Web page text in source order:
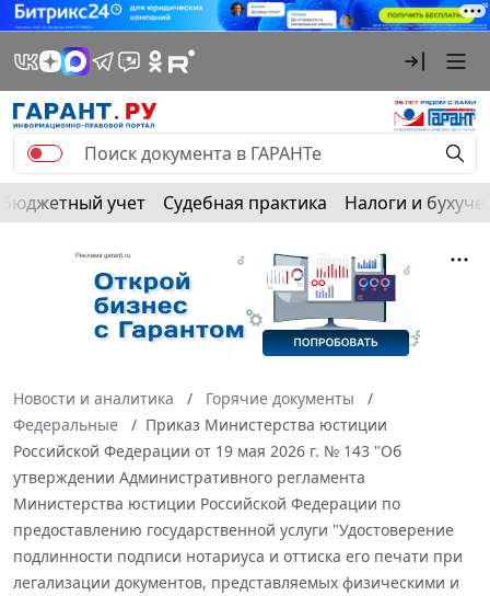
Бюджетный учет Судебная практика Налоги и
Новости и аналитика
Горячие документы
Федеральные
Приказ Министерства юстиции
Российской Федерации от 19 мая 2026 г. № 143 "Об
утверждении Административного регламента
Министерства юстиции Российской Федерации по
предоставлению государственной услуги "Удостоверение
подлинности подписи нотариуса и оттиска его печати при
легализации документов, представляемых физическими и